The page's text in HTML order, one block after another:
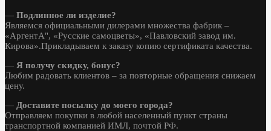
— Подлинное ли изделие?
Являемся официальными дилерами множества фабрик –
«АргентА", «Русские самоцветы», «Павловский завод им.
Кирова».Прикладываем к заказу копию сертификата качества.
— Я получу скидку, бонус?
Любим радовать клиентов – за повторные обращения снижаем
цену.
— Доставите посылку до моего города?
Отправляем покупки в любой населенный пункт страны
транспортной компанией ИМЛ, почтой РФ.